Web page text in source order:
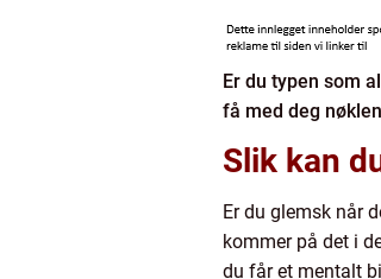
Er du typen som
få med deg
Slik kan
Er du glemsk når
kommer på det i
du får et mentalt